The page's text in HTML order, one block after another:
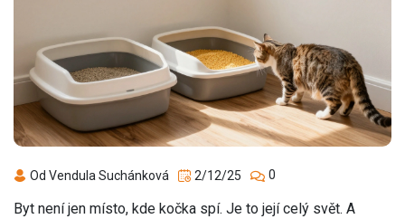
Od Vendula Suchánková 2/12/25 0
Byt není jen místo, kde kočka spí. Je to její celý svět. A